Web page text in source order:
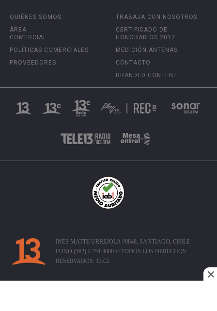
QUIÉNES SOMOS
ÁREA
COMERCIAL
POLÍTICAS COMERCIALES
PROVEEDORES
TRABAJA CON NOSOTROS
CERTIFICADO DE
HONORARIOS 2012
MEDICIÓN ANTENAS
CONTACTO
BRANDED CONTENT
INÉS MATTE URREJOLA #0848, SANTIAGO, CHILE
FONO (562) 2 251 4000 © TODOS LOS DERECHOS
RESERVADOS. 13.CL